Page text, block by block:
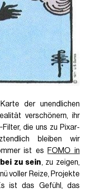
der unendlichen
verschönern, ihr
die uns zu Pixar-
bleiben wir
ist es
FOMO in
zu sein, zu zeigen,
voller Reize, Projekte
ist das Gefühl, das